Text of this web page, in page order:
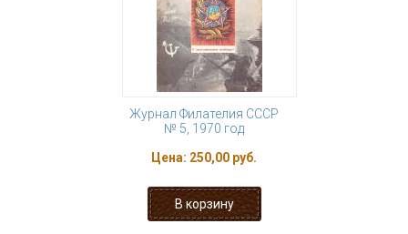
Журнал Филателия СССР
№ 5, 1970 год
Цена: 250,00 руб.